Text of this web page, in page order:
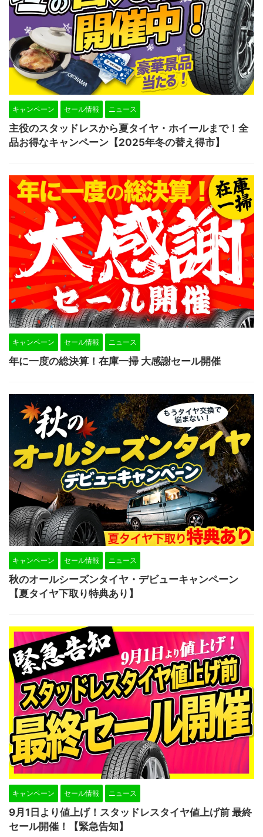
キャンペーン セール情報 ニュース
主役のスタッドレスから夏タイヤ・ホイールまで！全
品お得なキャンペーン【2025年冬の替え得市】
キャンペーン セール情報 ニュース
年に一度の総決算！在庫一掃 大感謝セール開催
キャンペーン セール情報 ニュース
秋のオールシーズンタイヤ・デビューキャンペーン
【夏タイヤ下取り特典あり】
キャンペーン セール情報 ニュース
9月1日より値上げ！スタッドレスタイヤ値上げ前 最終
セール開催！【緊急告知】